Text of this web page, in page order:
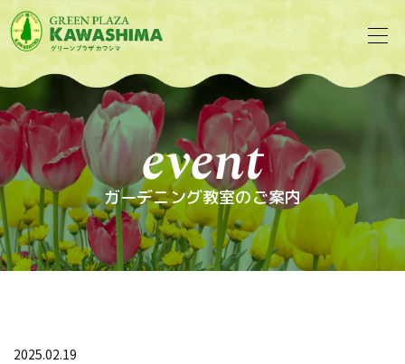
event
ガーデニング教室のご案内
2025.02.19